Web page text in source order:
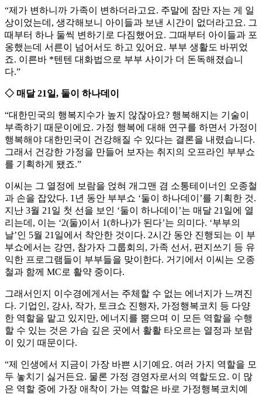
“제가 변하니까 가족이 변하더라고요. 주말에 잠만 자는 게 일
상이었는데, 생각해보니 아이들과 보낸 시간이 없더라고요. 그
때부터 하나 둘씩 변하기로 다짐했어요. 그때부터 아이들과 포
옹했는데 서른이 넘어서도 하고 있어요. 부부 생활도 바뀌었
죠. 이른바 *텐텐 대화법으로 부부 사이가 더 돈독해졌습니
다.”
◇ 매달 21일, 둘이 하나데이
“대한민국의 행복지수가 높지 않잖아요? 행복해지는 기술이
부족하기 때문이에요. 가정 행복에 대해 연구를 하면서 가정이
행복해야 대한민국이 건강해질 수 있다는 결론을 내렸습니다.
그래서 건강한 가정을 만들어 보자는 취지의 오프라인 부부쇼
를 기획하게 됐죠.”
이씨는 그 열정에 보람을 얹혀 개그맨 겸 소통테이너인 오종철
과 손을 잡았다. 1년 동안 부부쇼 ‘둘이 하나데이’를 기획한 것.
지난 3월 21일 첫 선을 보인 ‘둘이 하나데이’는 매달 21일에 열
리는데, 이는 ‘2(둘)이서 1(하나)가 된다’는 의미다. ‘부부의
날’인 5월 21일에서 착안한 것이다. 2시간 동안 진행되는 이 부
부쇼에서는 강연, 참가자 그룹회의, 가족 선서, 편지쓰기 등 유
익한 프로그램들이 부부들을 맞이한다. 거기에서 이씨는 오종
철과 함께 MC로 활약 중이다.
그래서인지 이수경에게서는 주체할 수 없는 에너지가 느껴진
다. 기업인, 강사, 작가, 토크쇼 진행자, 가정행복코치 등 다양
한 역할을 맡고 있지만, 에너지를 뿜으며 이 모든 역할을 수행
할 수 있는 것은 가슴 깊은 곳에서 활활 타오르는 열정과 보람
이 있기 때문이다.
“제 인생에서 지금이 가장 바쁜 시기예요. 여러 가지 역할을 모
두 놓치기 싫거든요. 물론 가정 경영자로서의 역할도요. 이 많
은 역할 중에 가장 애착이 가는 역할은 바로 가정행복코치예